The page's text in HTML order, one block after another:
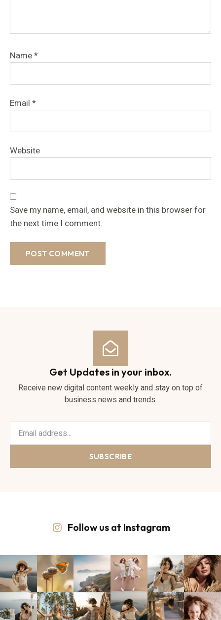
Name*
Email *
Website
Save my name, email, and website in this browser for
the next time I comment.
Get Updates in your inbox.
Receive new digital content weekly and stay on top of
business news and trends.
SUBSCRIBE
Follow us at Instagram